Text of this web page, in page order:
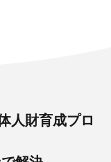
人財育成プロ